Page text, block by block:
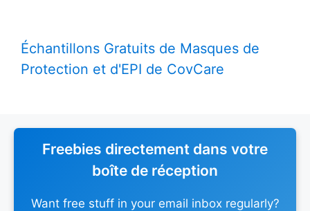
Échantillons Gratuits de Masques de
Protection et d'EPI de CovCare
Freebies directement dans votre
boîte de réception
Want free stuff in your email inbox regularly?